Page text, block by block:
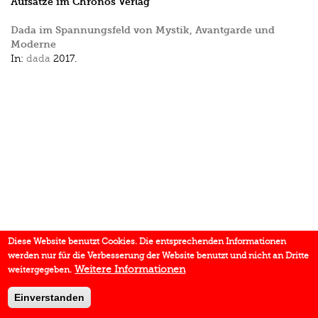
Dada im Spannungsfeld von Mystik, Avantgarde und
Moderne
In: dada 2017.
Diese Website benutzt Cookies. Die entsprechenden Informationen
werden nur für die Verbesserung der Website benutzt und nicht an Dritte
weitergegeben. Weitere Informationen
Einverstanden